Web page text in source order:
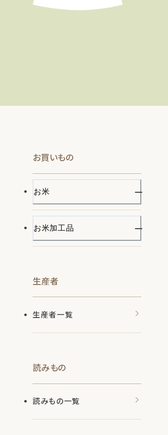
ァーム】有機無農薬・無科学肥料栽培/小さ
お買いもの
お米
お米加工品
生産者
生産者一覧
読みもの
読みもの一覧